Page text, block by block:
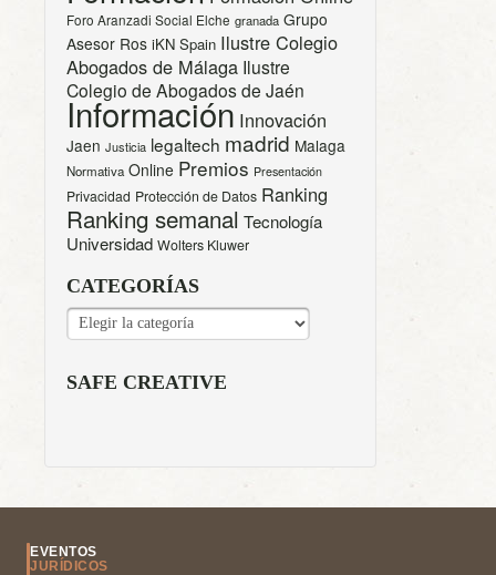
Foro Aranzadi Social Elche granada Grupo
Asesor Ros iKN Spain Ilustre Colegio
Abogados de Málaga Ilustre
Colegio de Abogados de Jaén
Información Innovación
Jaen Justicia legaltech madrid Malaga
Normativa Online Premios Presentación
Privacidad Protección de Datos Ranking
Ranking semanal Tecnología
Universidad Wolters Kluwer
CATEGORÍAS
CATEGORÍAS
SAFE CREATIVE
EVENTOS
JURÍDICOS